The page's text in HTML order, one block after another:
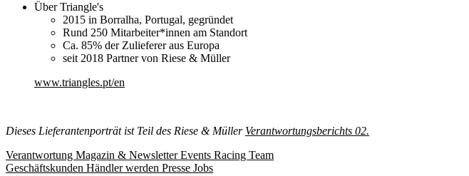
Über Triangle's
2015 in Borralha, Portugal, gegründet
Rund 250 Mitarbeiter*innen am Standort
Ca. 85% der Zulieferer aus Europa
seit 2018 Partner von Riese & Müller
www.triangles.pt/en
Dieses Lieferantenporträt ist Teil des Riese & Müller Verantwortungsberichts 02.
Verantwortung Magazin & NewsletterEvents Racing Team
Geschäftskunden Händler werden Presse Jobs